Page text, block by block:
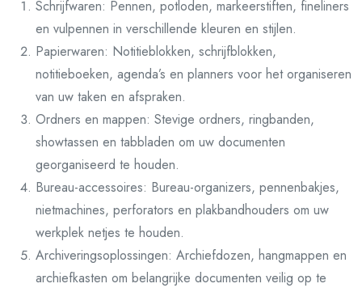
Schrijfwaren: Pennen, potloden, markeerstiften, fineliners
en vulpennen in verschillende kleuren en stijlen.
Papierwaren: Notitieblokken, schrijfblokken,
notitieboeken, agenda’s en planners voor het organiseren
van uw taken en afspraken.
Ordners en mappen: Stevige ordners, ringbanden,
showtassen en tabbladen om uw documenten
georganiseerd te houden.
Bureau-accessoires: Bureau-organizers, pennenbakjes,
nietmachines, perforators en plakbandhouders om uw
werkplek netjes te houden.
Archiveringsoplossingen: Archiefdozen, hangmappen en
archiefkasten om belangrijke documenten veilig op te